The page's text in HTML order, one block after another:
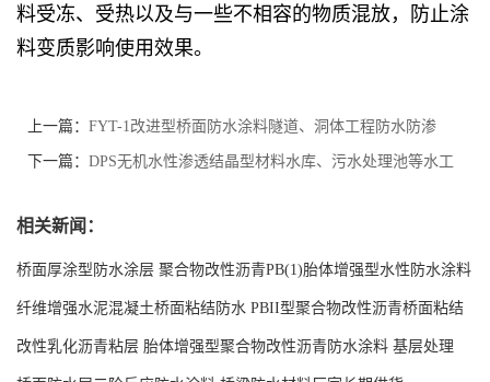
料受冻、受热以及与一些不相容的物质混放，防止涂
料变质影响使用效果。
上一篇： FYT-1改进型桥面防水涂料隧道、洞体工程防水防渗
下一篇： DPS无机水性渗透结晶型材料水库、污水处理池等水工
相关新闻：
桥面厚涂型防水涂层 聚合物改性沥青PB(1)胎体增强型水性防水涂料
现货工厂
纤维增强水泥混凝土桥面粘结防水 PBII型聚合物改性沥青桥面粘结
防水涂料源头工厂
改性乳化沥青粘层 胎体增强型聚合物改性沥青防水涂料 基层处理